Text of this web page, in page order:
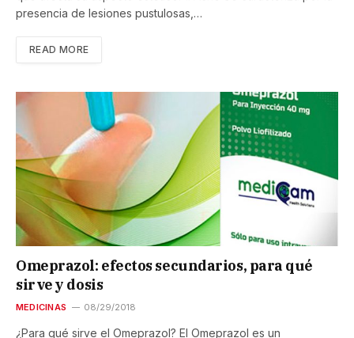
presencia de lesiones pustulosas,…
READ MORE
Omeprazol: efectos secundarios, para qué
sirve y dosis
MEDICINAS 08/29/2018
¿Para qué sirve el Omeprazol? El Omeprazol es un